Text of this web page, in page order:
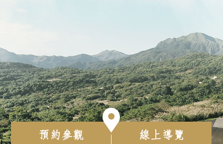
預約參觀 線上導覽